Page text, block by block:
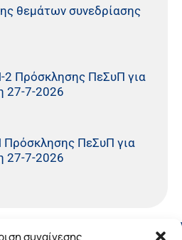
συναίνεσης
θεμάτων συνεδρίασης
Πρόσκλησης ΠεΣυΠ για
27-7-2026
ΠεΣυΠ για
27-7-2026